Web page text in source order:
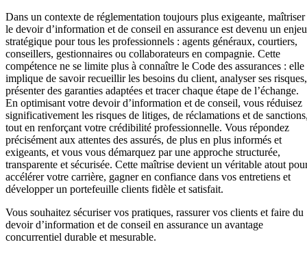
Dans un contexte de réglementation toujours plus exigeante, maîtriser
le devoir d’information et de conseil en assurance est devenu un enjeu
stratégique pour tous les professionnels : agents généraux, courtiers,
conseillers, gestionnaires ou collaborateurs en compagnie. Cette
compétence ne se limite plus à connaître le Code des assurances : elle
implique de savoir recueillir les besoins du client, analyser ses risques,
présenter des garanties adaptées et tracer chaque étape de l’échange.
En optimisant votre devoir d’information et de conseil, vous réduisez
significativement les risques de litiges, de réclamations et de
tout en renforçant votre crédibilité professionnelle. Vous répondez
précisément aux attentes des assurés, de plus en plus informés et
exigeants, et vous vous démarquez par une approche structurée,
transparente et sécurisée. Cette maîtrise devient un véritable atout
accélérer votre carrière, gagner en confiance dans vos entretiens et
développer un portefeuille clients fidèle et satisfait.
Vous souhaitez sécuriser vos pratiques, rassurer vos clients et faire du
devoir d’information et de conseil en assurance un avantage
concurrentiel durable et mesurable.